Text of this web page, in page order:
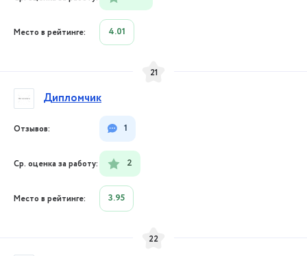
4.01
21
Дипломчик
1
2
3.95
22